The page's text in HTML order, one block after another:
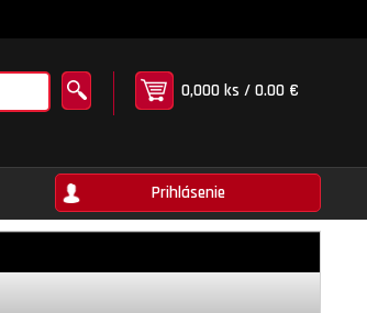
0,000 ks / 0.00 €
Prihlásenie